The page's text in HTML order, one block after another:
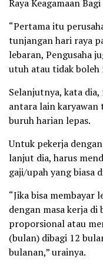
Raya Keagamaan
“Pertama itu
tunjangan hari raya
lebaran, Pengusaha
utuh atau tidak boleh
Selanjutnya, kata
antara lain
buruh harian lepas.
Untuk pekerja
lanjut dia, harus
gaji/upah yang biasa
“Jika bisa membayar
dengan masa kerja di
proporsional atau
(bulan) dibagi 12
bulanan,” urainya.